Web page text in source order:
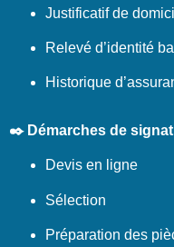
Justificatif de
Relevé d’identité
Historique
✒️ Démarches de
Devis en ligne
Sélection
Préparation des